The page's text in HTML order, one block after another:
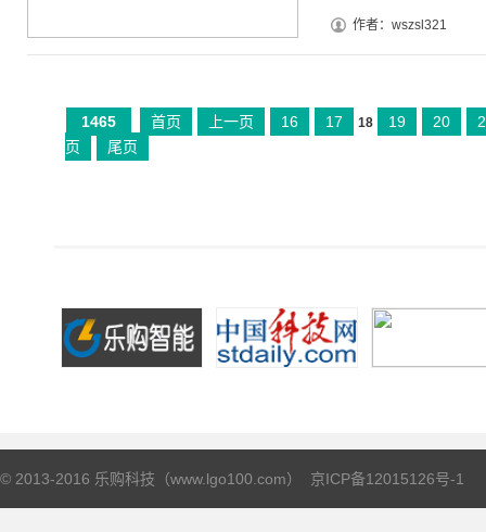
作者：wszsl321
1465 首页 上一页 16 17 18 19 20
页
尾页
© 2013-2016 乐购科技（www.lgo100.com） 京ICP备12015126号-1